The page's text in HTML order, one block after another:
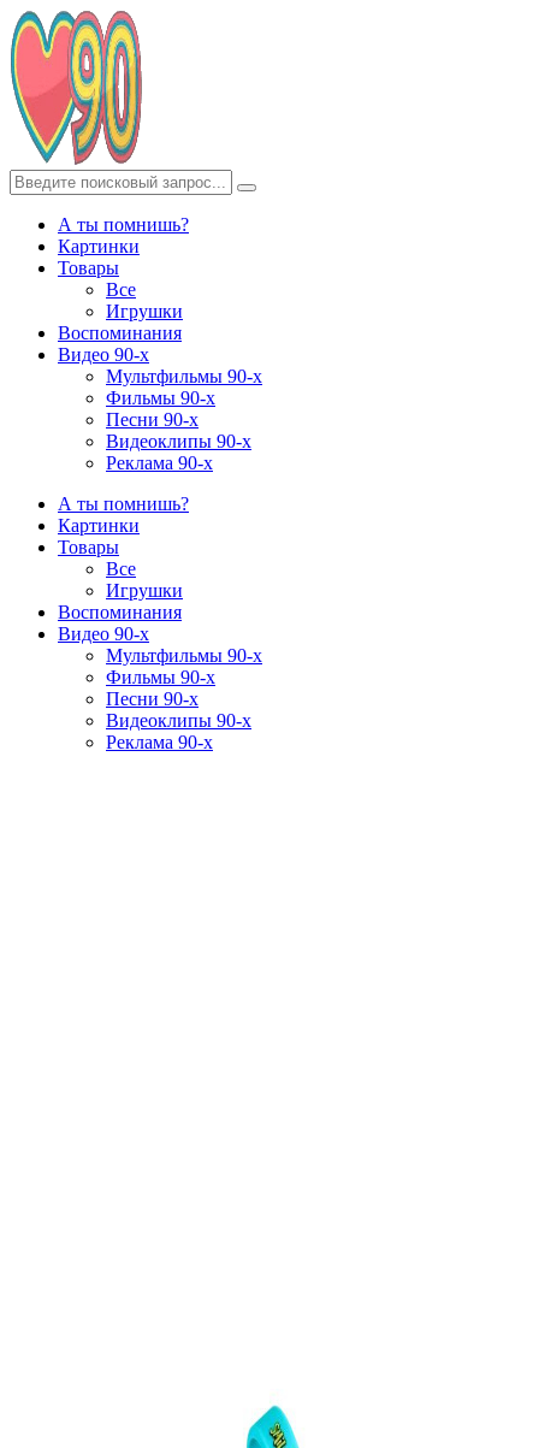
А ты помнишь?
Картинки
Товары
Все
Игрушки
Воспоминания
Видео 90-х
Мультфильмы 90-х
Фильмы 90-х
Песни 90-х
Видеоклипы 90-х
Реклама 90-х
А ты помнишь?
Картинки
Товары
Все
Игрушки
Воспоминания
Видео 90-х
Мультфильмы 90-х
Фильмы 90-х
Песни 90-х
Видеоклипы 90-х
Реклама 90-х